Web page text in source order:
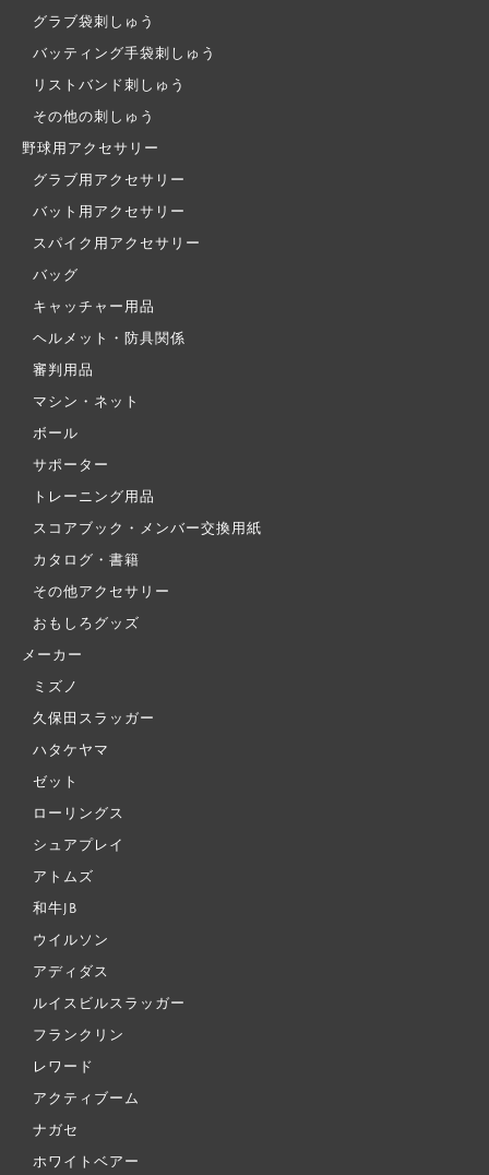
グラブ袋刺しゅう
バッティング手袋刺しゅう
リストバンド刺しゅう
その他の刺しゅう
野球用アクセサリー
グラブ用アクセサリー
バット用アクセサリー
スパイク用アクセサリー
バッグ
キャッチャー用品
ヘルメット・防具関係
審判用品
マシン・ネット
ボール
サポーター
トレーニング用品
スコアブック・メンバー交換用紙
カタログ・書籍
その他アクセサリー
おもしろグッズ
メーカー
ミズノ
久保田スラッガー
ハタケヤマ
ゼット
ローリングス
シュアプレイ
アトムズ
和牛JB
ウイルソン
アディダス
ルイスビルスラッガー
フランクリン
レワード
アクティブーム
ナガセ
ホワイトベアー